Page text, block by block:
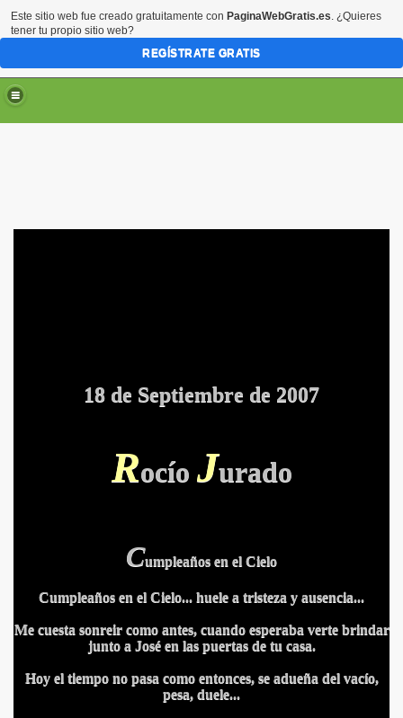
18 de Septiembre de 2007
Rocío Jurado
Cumpleaños en el Cielo
Cumpleaños en el Cielo... huele a tristeza y ausencia...
Me cuesta sonreir como antes, cuando esperaba verte brindar
junto a José en las puertas de tu casa.
Hoy el tiempo no pasa como entonces, se adueña del vacío,
pesa, duele...
Este sitio web fue creado gratuitamente con PaginaWebGratis.es. ¿Quieres
tener tu propio sitio web?
REGÍSTRATE GRATIS